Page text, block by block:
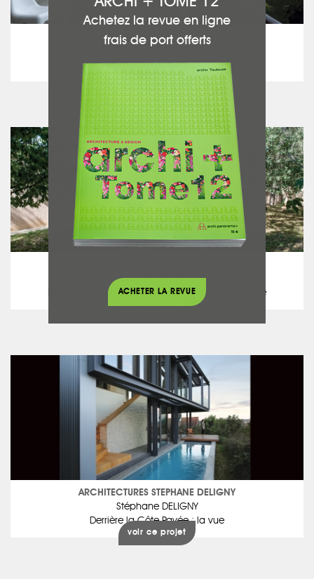
ARCHITECTURES STEPHANE DELIGNY
Urbain et libre
voir ce projet
Azita ALAEI-YAZDI
Extension et surélévation d’une maison à Toulouse
voir ce projet
ARCHITECTURES STEPHANE DELIGNY
Stéphane DELIGNY
Derrière la Côte Pavée : la vue
voir ce projet
Achetez la revue en ligne
frais de port offerts
ACHETER LA REVUE